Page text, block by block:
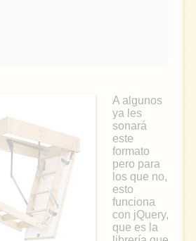
A algunos
ya les
sonará
este
formato
pero para
los que no,
esto
funciona
con jQuery,
que es la